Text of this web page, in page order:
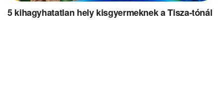
5 kihagyhatatlan hely kisgyermeknek a Tisza-tónál